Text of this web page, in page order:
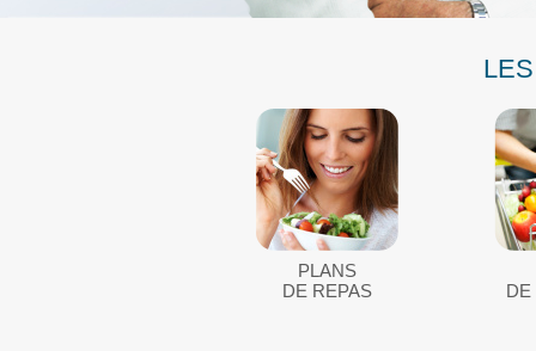
PLANS
DE REPAS
DE